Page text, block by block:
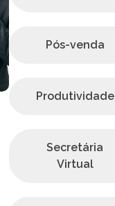
Pós-venda
Produtividade
Secretária
Virtual